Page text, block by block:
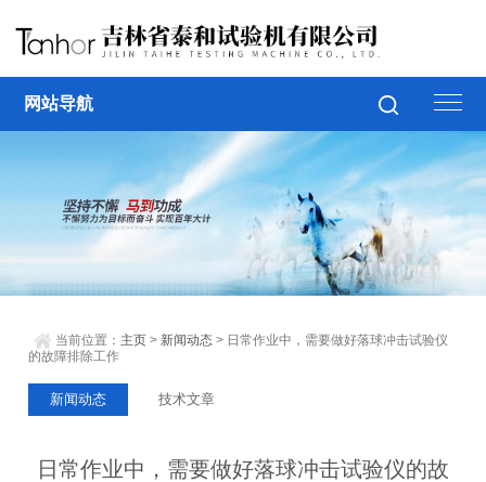
网站导航
当前位置： 主页 > 新闻动态 > 日常作业中，需要做好落球冲击试验仪
的故障排除工作
新闻动态 技术文章
日常作业中，需要做好落球冲击试验仪的故